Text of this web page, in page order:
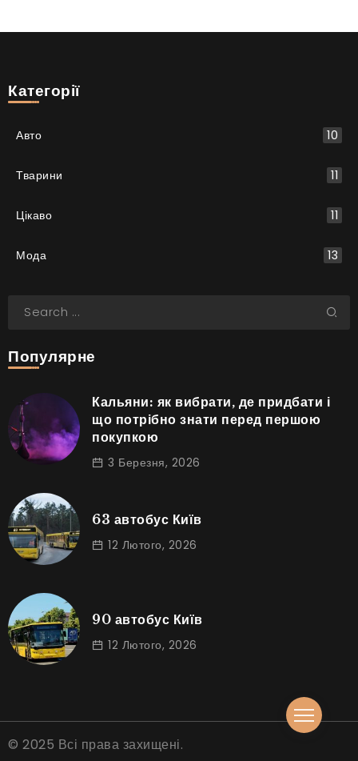
Категорії
Авто 10
Тварини 11
Цікаво 11
Мода 13
Популярне
Кальяни: як вибрати, де придбати і
що потрібно знати перед першою
покупкою
3 Березня, 2026
63 автобус Київ
12 Лютого, 2026
90 автобус Київ
12 Лютого, 2026
© 2025 Всі права захищені.